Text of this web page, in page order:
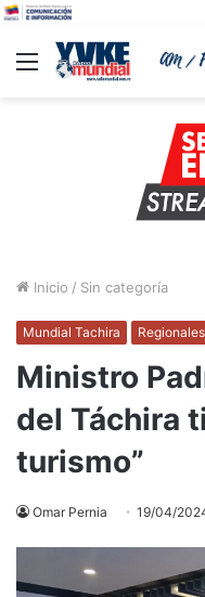
Menu
Inicio / Sin categoría
Mundial Tachira Regionales
Ministro
del Táchira
turismo”
Omar Pernia 19/04/